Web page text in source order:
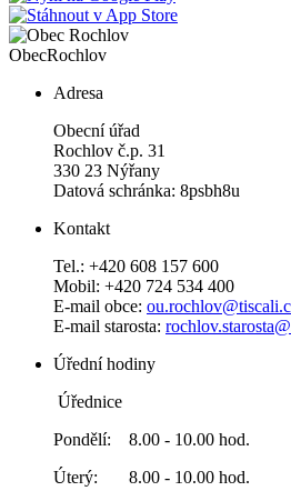
ObecRochlov
Adresa
Obecní úřad
Rochlov č.p. 31
330 23 Nýřany
Datová schránka: 8psbh8u
Kontakt
Tel.: +420 608 157 600
Mobil: +420 724 534 400
E-mail obce:
E-mail starosta:
Úřední hodiny
Úřednice
Pondělí: 8.00 - 10.00 hod.
Úterý: 8.00 - 10.00 hod.